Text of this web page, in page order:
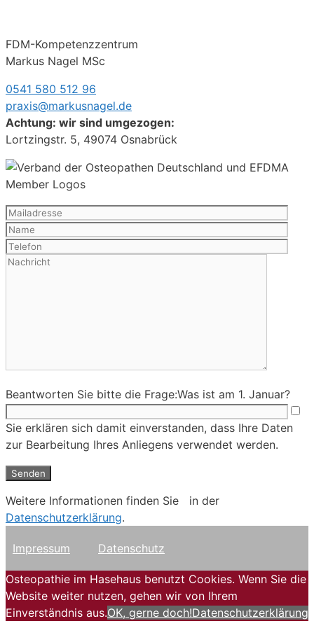
FDM-Kompetenzzentrum
Markus Nagel MSc
0541 580 512 96
praxis@markusnagel.de
Achtung: wir sind umgezogen:
Lortzingstr. 5, 49074 Osnabrück
Beantworten Sie bitte die Frage:Was ist am 1. Januar?
Sie erklären sich damit einverstanden, dass Ihre Daten
zur Bearbeitung Ihres Anliegens verwendet werden.
Weitere Informationen finden Sie in der
Datenschutzerklärung.
Impressum Datenschutz
Osteopathie im Hasehaus benutzt Cookies. Wenn Sie die
Website weiter nutzen, gehen wir von Ihrem
Einverständnis aus.OK, gerne doch!Datenschutzerklärung